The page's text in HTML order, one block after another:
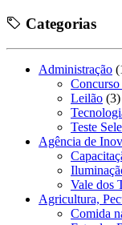
Categorias
Administração
Leilão (3)
Teste
Agência de
Vale dos
Agricultura,
Comida